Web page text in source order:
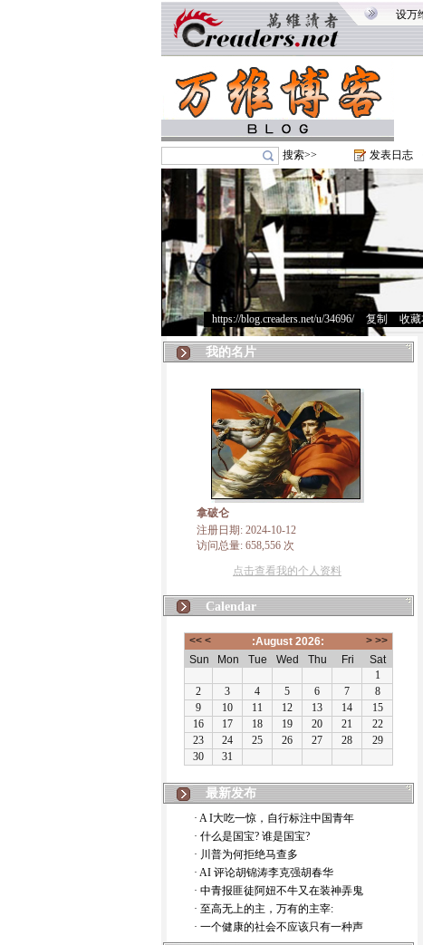
设万
搜索>> 发表日志
https://blog.creaders.net/u/34696/> 复制 收
我的名片
拿破仑
注册日期: 2024-10-12
访问总量: 658,556 次
点击查看我的个人资料
Calendar
最新发布
· A I大吃一惊，自行标注中国青年
· 什么是国宝? 谁是国宝?
· 川普为何拒绝马查多
· AI 评论胡锦涛李克强胡春华
· 中青报匪徒阿妞不牛又在装神弄鬼
· 至高无上的主，万有的主宰:
· 一个健康的社会不应该只有一种声